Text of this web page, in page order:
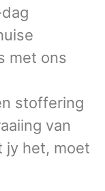
met ons
stoffering
van
jy het, moet